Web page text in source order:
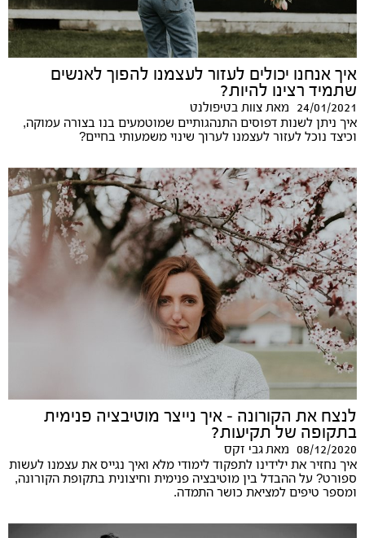
איך אנחנו יכולים לעזור לעצמנו להפוך לאנשים
שתמיד רצינו להיות?
24/01/2021 מאת צוות בטיפולנט
איך ניתן לשנות דפוסים התנהגותיים שמוטמעים בנו בצורה עמוקה,
וכיצד נוכל לעזור לעצמנו לערוך שינוי משמעותי בחיים?
לנצח את הקורונה – איך נייצר מוטיבציה פנימית
בתקופה של תקיעות?
08/12/2020 מאתגבי זקס
איך נחזיר את ילידינו לתפקוד לימודי מלא ואיך נגייס את עצמנו לעשות
ספורט? על ההבדל בין מוטיבציה פנימית וחיצונית בתקופת הקורונה,
ומספר טיפים למציאת כושר התמדה.